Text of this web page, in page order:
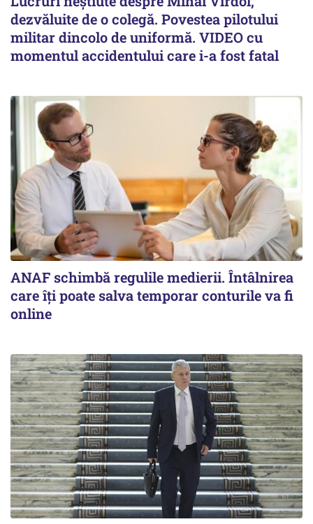
dezvăluite de o colegă. Povestea pilotului
militar dincolo de uniformă. VIDEO cu
momentul accidentului care i-a fost fatal
ANAF schimbă regulile medierii. Întâlnirea
care îți poate salva temporar conturile va fi
online